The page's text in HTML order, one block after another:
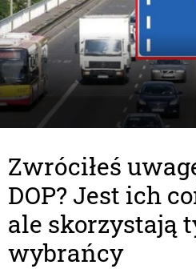
Zwróciłeś
DOP? Jest ich
ale skorzystają
wybrańcy